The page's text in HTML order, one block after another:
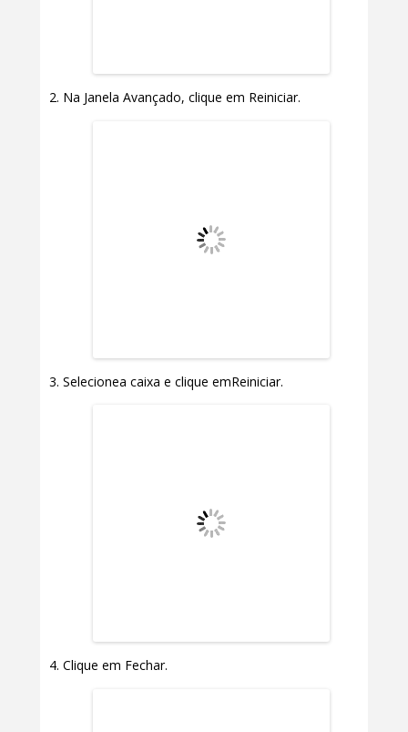
Na Janela Avançado, clique em Reiniciar.
Selecionea caixa e clique emReiniciar.
Clique em Fechar.